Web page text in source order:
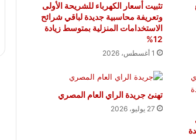
تثبيت أسعار الكهرباء للشريحة الأولى
وتعريفة محاسبية جديدة لباقي شرائح
الاستخدامات المنزلية بمتوسط زيادة
12%
1 أغسطس، 2026
تهنئ جريدة الراي العام المصري
27 يوليو، 2026